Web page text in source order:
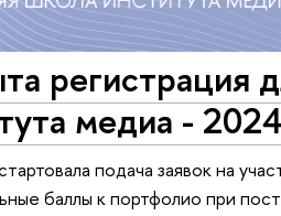
регистрация
медиа -
подача заявок на
баллы к портфолио при